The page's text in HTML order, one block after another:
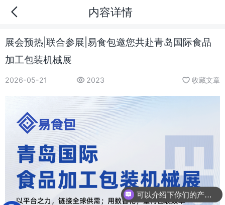
内容详情
展会预热|联合参展|易食包邀您共赴青岛国际食品
加工包装机械展
2026-05-21 2023 收藏文章
可以介绍下你们的产品么